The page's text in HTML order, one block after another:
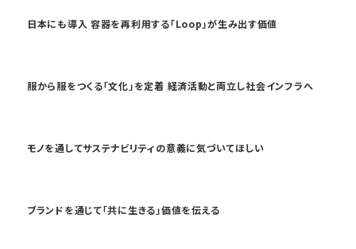
日本にも導入 容器を再利用する「Loop」が生み出す価値
服から服をつくる「文化」を定着 経済活動と両立し社会インフラへ
モノを通してサステナビリティの意義に気づいてほしい
ブランドを通じて「共に生きる」価値を伝える